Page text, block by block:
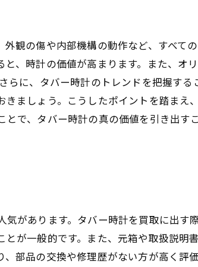
観の傷や内部機構の動作など、すべて
、時計の価値が高まります。また、オ
らに、タバー時計のトレンドを把握する
ましょう。こうしたポイントを踏まえ
で、タバー時計の真の価値を引き出す
があります。タバー時計を買取に出す
が一般的です。また、元箱や取扱説明
部品の交換や修理歴がない方が高く評